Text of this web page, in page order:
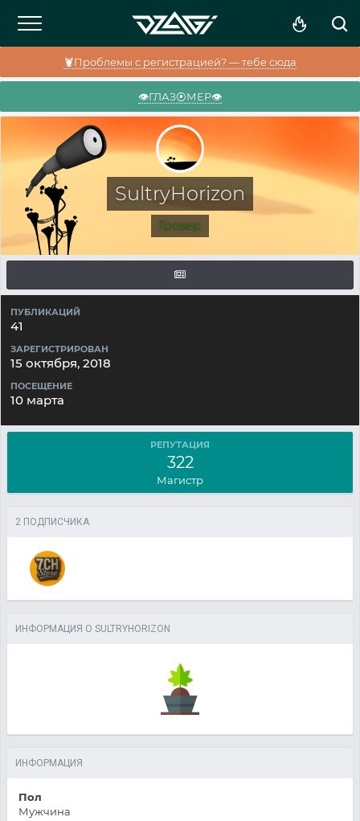
🦞Проблемы с регистрацией? — тебе сюда
👁️ГЛАЗ⦿МЕР👁️
SultryHorizon
Гровер
ПУБЛИКАЦИЙ
41
ЗАРЕГИСТРИРОВАН
15 октября, 2018
ПОСЕЩЕНИЕ
10 марта
РЕПУТАЦИЯ
322
Магистр
2 ПОДПИСЧИКА
ИНФОРМАЦИЯ О SULTRYHORIZON
ИНФОРМАЦИЯ
Пол
Мужчина